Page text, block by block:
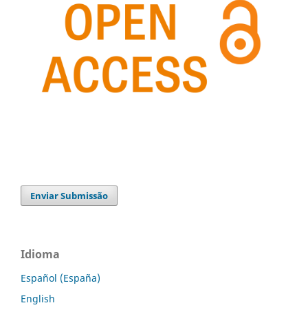
Enviar Submissão
Idioma
Español (España)
English